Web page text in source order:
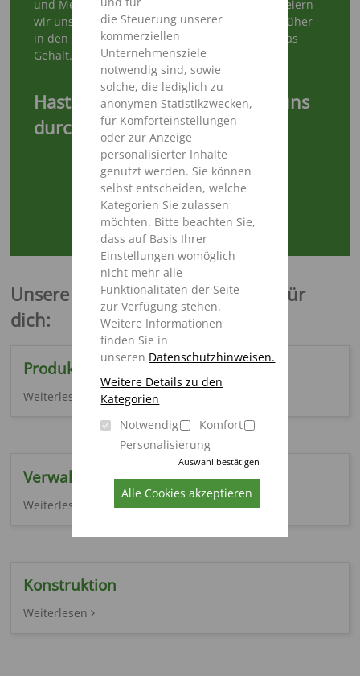
die Steuerung unserer
kommerziellen
Unternehmensziele
notwendig sind, sowie
solche, die lediglich zu
anonymen Statistikzwecken,
für Komforteinstellungen
oder zur Anzeige
personalisierter Inhalte
genutzt werden. Sie können
selbst entscheiden, welche
Kategorien Sie zulassen
möchten. Bitte beachten Sie,
dass auf Basis Ihrer
Einstellungen womöglich
nicht mehr alle
Funktionalitäten der Seite
zur Verfügung stehen.
Weitere Informationen
finden Sie in
unseren Datenschutzhinweisen.
Weitere Details zu den
Kategorien
Notwendig
Komfort
Personalisierung
Auswahl bestätigen
Alle Cookies akzeptieren
und Mengen richtig zu dosieren: Gemeinsam feiern
wir unsere Erfolge, freitags geht es meistens früher
in den Feierabend und natürlich stimmt hier das
Gehalt.
Hast Du Lust bekommen, mit uns
durchzustarten?
VIDEO ANSEHEN
Unsere offenen Stellenangebote für
dich:
Produktion
Weiterlesen
Verwaltung
Weiterlesen
Konstruktion
Weiterlesen